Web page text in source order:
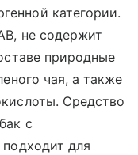
категории.
не содержит
природные
чая, а также
Средство
с
для